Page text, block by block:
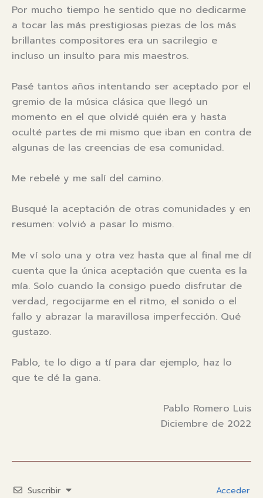
Por mucho tiempo he sentido que no dedicarme
a tocar las más prestigiosas piezas de los más
brillantes compositores era un sacrilegio e
incluso un insulto para mis maestros.
Pasé tantos años intentando ser aceptado por el
gremio de la música clásica que llegó un
momento en el que olvidé quién era y hasta
oculté partes de mi mismo que iban en contra de
algunas de las creencias de esa comunidad.
Me rebelé y me salí del camino.
Busqué la aceptación de otras comunidades y en
resumen: volvió a pasar lo mismo.
Me ví solo una y otra vez hasta que al final me dí
cuenta que la única aceptación que cuenta es la
mía. Solo cuando la consigo puedo disfrutar de
verdad, regocijarme en el ritmo, el sonido o el
fallo y abrazar la maravillosa imperfección. Qué
gustazo.
Pablo, te lo digo a tí para dar ejemplo, haz lo
que te dé la gana.
Pablo Romero Luis
Diciembre de 2022
Suscribir Acceder